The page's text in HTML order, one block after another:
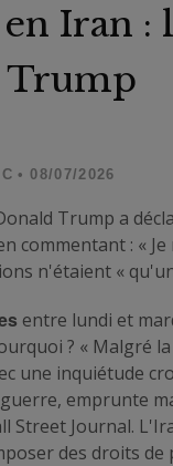
Iran :
Trump
• 08/07/2026
Trump a
commentant : «
n'étaient «
entre lundi et
? « Malgré
une inquiétude
emprunte
Street Journal.
des droits de